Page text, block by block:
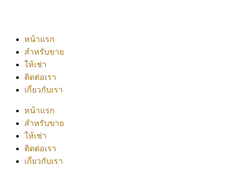
หน้าแรก
สำหรับขาย
ให้เช่า
ติดต่อเรา
เกี่ยวกับเรา
หน้าแรก
สำหรับขาย
ให้เช่า
ติดต่อเรา
เกี่ยวกับเรา